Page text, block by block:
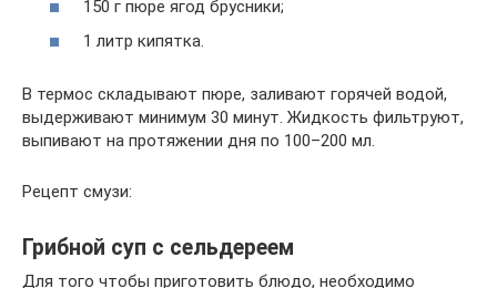
150 г пюре ягод брусники;
1 литр кипятка.
В термос складывают пюре, заливают горячей водой,
выдерживают минимум 30 минут. Жидкость фильтруют,
выпивают на протяжении дня по 100–200 мл.
Рецепт смузи:
Грибной суп с сельдереем
Для того чтобы приготовить блюдо, необходимо